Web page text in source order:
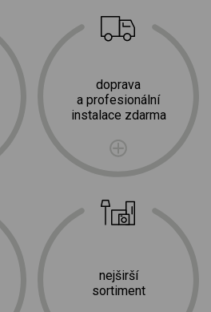
doprava
a profesionální
instalace zdarma
nejširší
sortiment